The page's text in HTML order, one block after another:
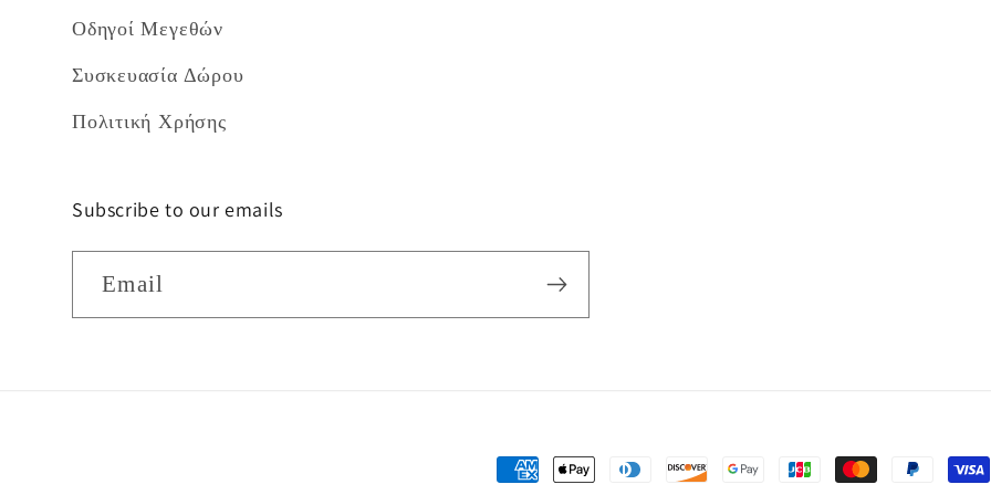
Οδηγοί Μεγεθών
Συσκευασία Δώρου
Πολιτική Χρήσης
Subscribe to our emails
Email
Μέθοδοι